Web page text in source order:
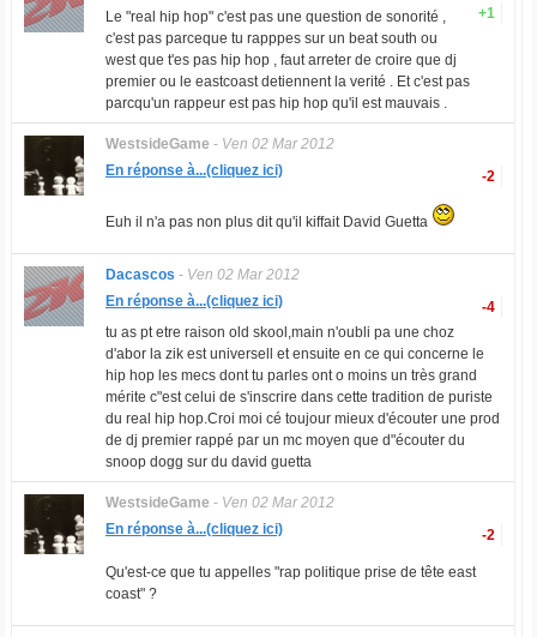
+1
Le "real hip hop" c'est pas une question de sonorité ,
c'est pas parceque tu rapppes sur un beat south ou
west que t'es pas hip hop , faut arreter de croire que dj
premier ou le eastcoast detiennent la verité . Et c'est pas
parcqu'un rappeur est pas hip hop qu'il est mauvais .
WestsideGame - Ven 02 Mar 2012
-2
En réponse à...(cliquez ici)
Euh il n'a pas non plus dit qu'il kiffait David Guetta
Dacascos - Ven 02 Mar 2012
-4
En réponse à...(cliquez ici)
tu as pt etre raison old skool,main n'oubli pa une choz
d'abor la zik est universell et ensuite en ce qui concerne le
hip hop les mecs dont tu parles ont o moins un très grand
mérite c"est celui de s'inscrire dans cette tradition de puriste
du real hip hop.Croi moi cé toujour mieux d'écouter une prod
de dj premier rappé par un mc moyen que d"écouter du
snoop dogg sur du david guetta
WestsideGame - Ven 02 Mar 2012
-2
En réponse à...(cliquez ici)
Qu'est-ce que tu appelles "rap politique prise de tête east
coast" ?